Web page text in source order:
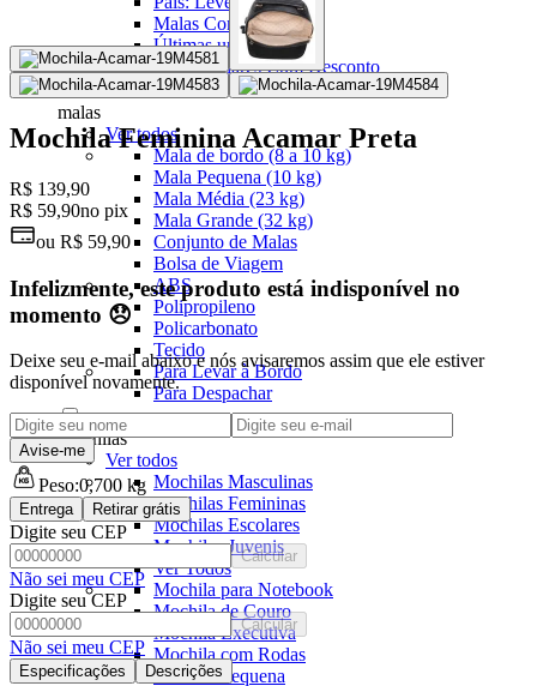
Malas Com Desconto
Últimas unidades
Kits Escolares Com Desconto
malas
Ver todos
Mala de bordo (8 a 10 kg)
Mala Pequena (10 kg)
Mala Média (23 kg)
Mala Grande (32 kg)
Conjunto de Malas
Bolsa de Viagem
ABS
Polipropileno
Policarbonato
Tecido
Para Levar à Bordo
Para Despachar
Mochilas
Ver todos
Mochilas Masculinas
Mochilas Femininas
Mochilas Escolares
Mochilas Juvenis
Ver Todos
Mochila para Notebook
Mochila de Couro
Mochila Executiva
Mochila com Rodas
Mochila Pequena
Mochila Feminina Acamar Preta
R$ 139,90
R$ 59,90no pix
ou R$ 59,90
Infelizmente, este produto está indisponível no
momento 😞
Deixe seu e-mail abaixo e nós avisaremos assim que ele estiver
disponível novamente.
Avise-me
Peso:0,700 kg
Entrega Retirar grátis
Digite seu CEP
Calcular
Não sei meu CEP
Digite seu CEP
Calcular
Não sei meu CEP
Especificações Descrições